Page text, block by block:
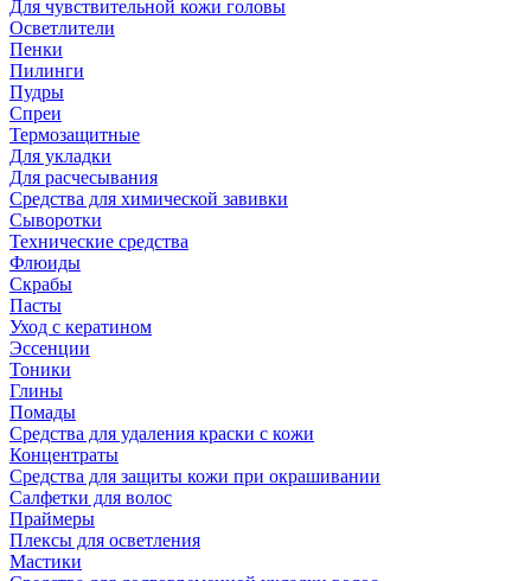
Для чувствительной кожи головы
Осветлители
Пенки
Пилинги
Пудры
Спреи
Термозащитные
Для укладки
Для расчесывания
Средства для химической завивки
Сыворотки
Технические средства
Флюиды
Скрабы
Пасты
Уход с кератином
Эссенции
Тоники
Глины
Помады
Средства для удаления краски с кожи
Концентраты
Средства для защиты кожи при окрашивании
Салфетки для волос
Праймеры
Плексы для осветления
Мастики